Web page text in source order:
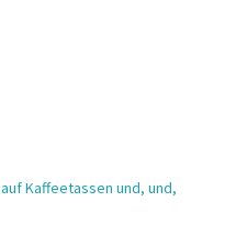
Kaffeetassen und, und,